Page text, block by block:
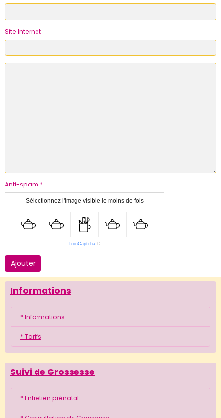
Site Internet
Anti-spam
Sélectionnez l'image visible le moins de fois
IconCaptcha ©
Ajouter
Informations
* Informations
* Tarifs
Suivi de Grossesse
* Entretien prénatal